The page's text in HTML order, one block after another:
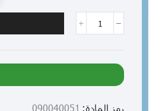
رمز المادة: 090040051